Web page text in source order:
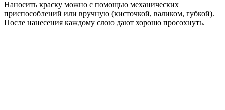
Наносить краску можно с помощью механических
приспособлений или вручную (кисточкой, валиком, губкой).
После нанесения каждому слою дают хорошо просохнуть.